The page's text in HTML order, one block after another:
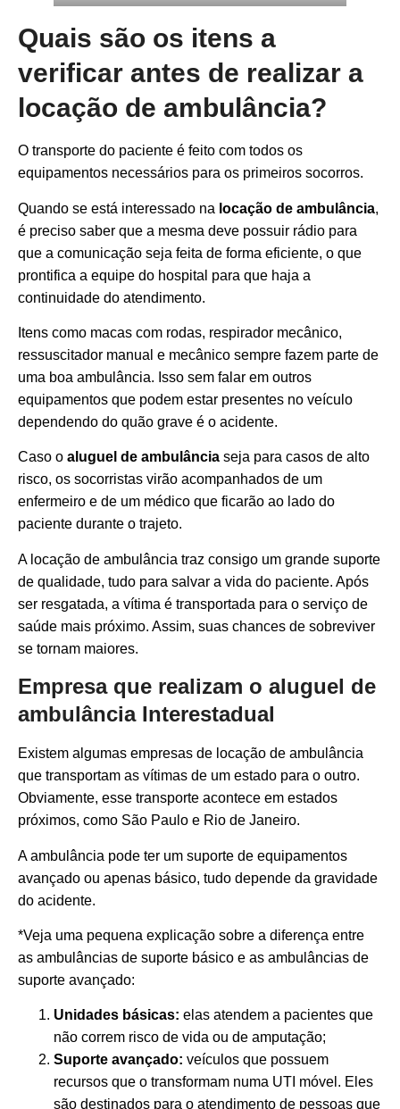
Quais são os itens a
verificar antes de realizar a
locação de ambulância?
O transporte do paciente é feito com todos os
equipamentos necessários para os primeiros socorros.
Quando se está interessado na locação de ambulância,
é preciso saber que a mesma deve possuir rádio para
que a comunicação seja feita de forma eficiente, o que
prontifica a equipe do hospital para que haja a
continuidade do atendimento.
Itens como macas com rodas, respirador mecânico,
ressuscitador manual e mecânico sempre fazem parte de
uma boa ambulância. Isso sem falar em outros
equipamentos que podem estar presentes no veículo
dependendo do quão grave é o acidente.
Caso o aluguel de ambulância seja para casos de alto
risco, os socorristas virão acompanhados de um
enfermeiro e de um médico que ficarão ao lado do
paciente durante o trajeto.
A locação de ambulância traz consigo um grande suporte
de qualidade, tudo para salvar a vida do paciente. Após
ser resgatada, a vítima é transportada para o serviço de
saúde mais próximo. Assim, suas chances de sobreviver
se tornam maiores.
Empresa que realizam o aluguel de
ambulância Interestadual
Existem algumas empresas de locação de ambulância
que transportam as vítimas de um estado para o outro.
Obviamente, esse transporte acontece em estados
próximos, como São Paulo e Rio de Janeiro.
A ambulância pode ter um suporte de equipamentos
avançado ou apenas básico, tudo depende da gravidade
do acidente.
*Veja uma pequena explicação sobre a diferença entre
as ambulâncias de suporte básico e as ambulâncias de
suporte avançado:
Unidades básicas: elas atendem a pacientes que
não correm risco de vida ou de amputação;
Suporte avançado: veículos que possuem
recursos que o transformam numa UTI móvel. Eles
são destinados para o atendimento de pessoas que